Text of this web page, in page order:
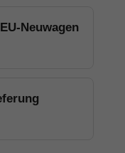
Neuwagen